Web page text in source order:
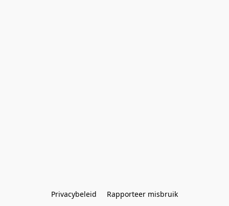
Privacybeleid Rapporteer misbruik